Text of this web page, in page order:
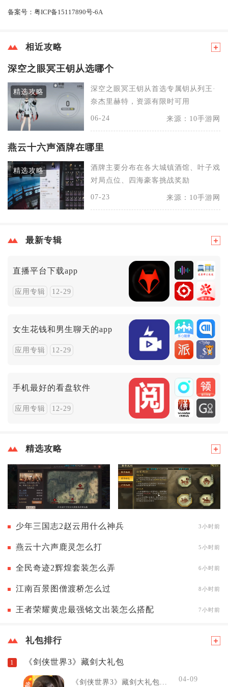
备案号： 粤ICP备15117890号-6A
相近攻略
深空之眼冥王钥从选哪个
精选攻略
深空之眼冥王钥从首选专属钥从列王·
奈杰里赫特，资源有限时可用
06-24 来源：10手游网
燕云十六声酒牌在哪里
精选攻略
酒牌主要分布在各大城镇酒馆、叶子戏
对局点位、四海豪客挑战奖励
07-23 来源：10手游网
最新专辑
直播平台下载app
应用专辑 12-29
女生花钱和男生聊天的app
应用专辑 12-29
手机最好的看盘软件
应用专辑 12-29
精选攻略
少年三国志2赵云用什么神兵 3小时前
燕云十六声鹿灵怎么打 5小时前
全民奇迹2辉煌套装怎么弄 6小时前
江南百景图僧渡桥怎么过 8小时前
王者荣耀黄忠最强铭文出装怎么搭配 7小时前
礼包排行
1 《剑侠世界3》藏剑大礼包
《剑侠世界3》藏剑大礼包... 04-09